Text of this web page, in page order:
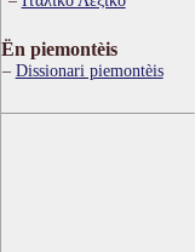
Ën piemontèis
Dissionari piemontèis